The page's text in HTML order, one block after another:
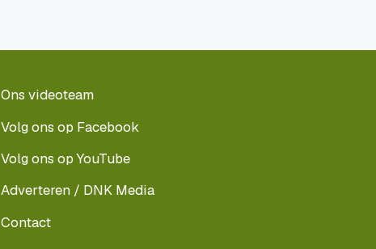
Ons videoteam
Volg ons op Facebook
Volg ons op YouTube
Adverteren / DNK Media
Contact